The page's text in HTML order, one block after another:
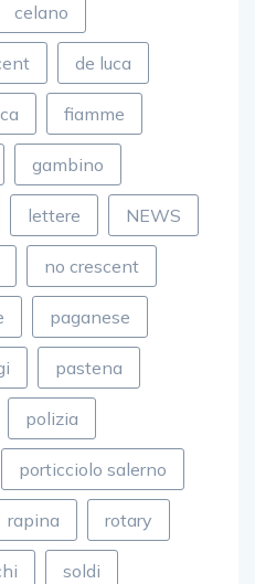
celano
de luca
fiamme
gambino
lettere NEWS
no crescent
paganese
pastena
polizia
porticciolo salerno
rapina rotary
soldi